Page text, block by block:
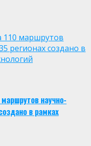
маршрутов
регионах создано в
научно-
в рамках